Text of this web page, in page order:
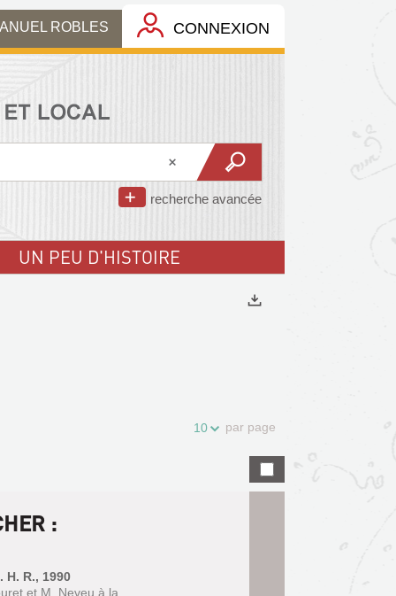
ROBLES CONNEXION
recherche avancée
UN PEU D'HISTOIRE
10 par page
:
H. R., 1990
et M. Neveu à la